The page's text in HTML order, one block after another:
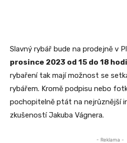
Slavný rybář bude na prodejně v
prosince 2023 od 15 do 18
rybaření tak mají možnost se
rybářem. Kromě podpisu nebo
pochopitelně ptát na nejrůznější
zkušeností Jakuba Vágnera.
- Reklama -